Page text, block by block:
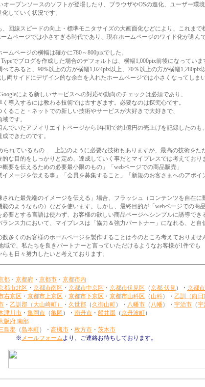
オープンソースのソフトが登場したり、ブラウザやOSの進化、ユーザー環
していく状況です。
回線スピードの向上・標準モニタサイズの大画面化などにより、これま
ムページでは小さすぎる時代であり、現在ホームページのワイド化が進ん
ムページの横幅は確かに780～800pixでした。
でブログを作成した場合のデフォルトは、横幅1,000pix前後になってい
てみると、90%以上の方が横幅1,024pix以上、70％以上の方が横幅1,280pix
両サイドにデザイン的な余白を入れたホームページでは小さくなってしま
による新しいサービスへの対応や動向のチェックは必須であり、
導入するには教わる技術では古すぎます。必要なのは探究心です。
ること・ネットでの新しい技術やサービスが大好きで大好きで、
です。
でいたアフィリエイトページから1年間で約1億円の売上げを記録したのも、
できたのです。
られているもの... 上記のように必要な技術もありますが、最高の技術をた
な目的をしっかりと定め、達成していく事だとマイプレスでは考えており
要を伝えるための必要最小限のもの」「webページでの商品販売」
イメージを伝える事」「会員を募集すること」「新規のお客さまへのアポ
れた最先端のイメージを伝える」場合、フラッシュ（コンテンツを自在に
のようなもの）などを使います。しかし、最終目的が「webページでの商
要とする言語は使わず、お客様の欲しい商品ページへシンプルに誘導でき
ンス力において、マイプレスは「協力＆強力パートナー」になれる、と自
多くのお客様のホームページを製作することは今のところ考えておりませ
域で、私たちを良きパートナーと言っていただけるようなお客様が1件でも
も日々努力したいと考えております。
都 ・ 京都府 ・ 京都市 ・ 京都市内
都市北区 ・ 京都市南区 ・ 京都市中京区 ・ 京都市伏見区 （京都 伏見）・ 京都
右京区 ・ 京都市上京区 ・ 京都市下京区 ・ 京都市山科区 （ 山科）・ 乙訓（向日
・ 乙訓郡（大山崎町） ・ 久世郡 （ 久御山町）・ 八幡市 （ 八幡）・ 宇治市 （宇
津川市 ・ 亀岡市 （亀岡 ）・ 南丹市 ・ 船井郡 （京丹波町）
阪府 南部
島郡 （島本町）・ 高槻市 ・ 枚方市 ・ 茨木市
※ メールフォームより、ご連絡お待ちしております。